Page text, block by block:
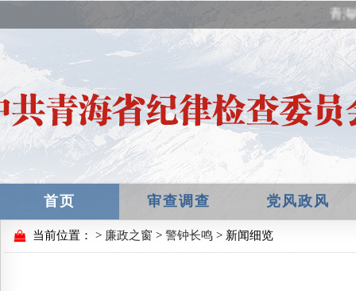
青海
首页 审查调查 党风政风
当前位置： > 廉政之窗 > 警钟长鸣 > 新闻细览